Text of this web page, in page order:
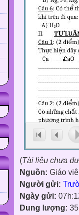
(Tài liệu chưa
Nguồn: Giáo
Người gửi:
Ngày gửi:
Dung lượng: